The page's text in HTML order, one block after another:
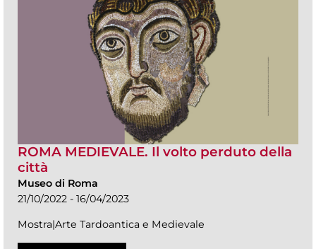
ROMA MEDIEVALE. Il volto perduto della
città
Museo di Roma
21/10/2022 - 16/04/2023
Mostra|Arte Tardoantica e Medievale